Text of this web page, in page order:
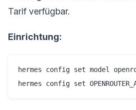
Tarif verfügbar.
Einrichtung:
hermes config set model
hermes config set